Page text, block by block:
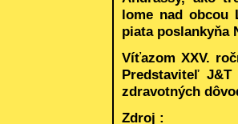
lome nad obcou
piata poslankyňa
Víťazom XXV.
Predstaviteľ
zdravotných
Zdroj :